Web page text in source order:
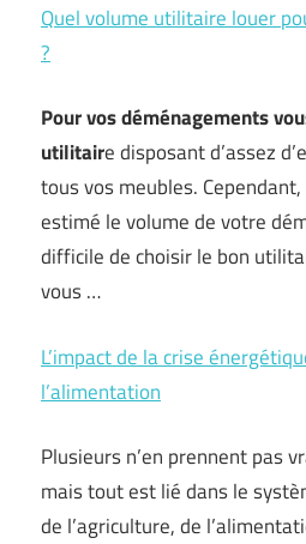
Quel volume utilitaire louer
?
Pour vos déménagements
utilitaire disposant d’assez
tous vos meubles.
estimé le volume de votre
difficile de choisir le bon
vous …
L’impact de la crise
l’alimentation
Plusieurs n’en prennent pas
mais tout est lié dans le
de l’agriculture, de